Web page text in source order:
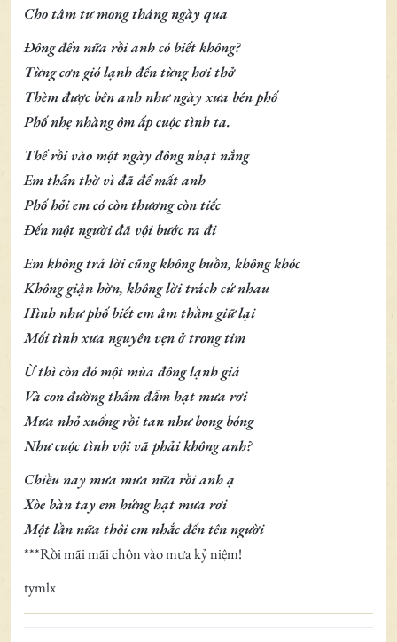
Cho tâm tư mong tháng ngày qua
Đông đến nữa rồi anh có biết không?
Từng cơn gió lạnh đến từng hơi thở
Thèm được bên anh như ngày xưa bên phố
Phố nhẹ nhàng ôm ấp cuộc tình ta.
Thế rồi vào một ngày đông nhạt nắng
Em thẩn thờ vì đã để mất anh
Phố hỏi em có còn thương còn tiếc
Đến một người đã vội bước ra đi
Em không trả lời cũng không buồn, không khóc
Không giận hờn, không lời trách cứ nhau
Hình như phố biết em âm thầm giữ lại
Mối tình xưa nguyên vẹn ở trong tim
Ừ thì còn đó một mùa đông lạnh giá
Và con đường thấm đẫm hạt mưa rơi
Mưa nhỏ xuống rồi tan như bong bóng
Như cuộc tình vội vã phải không anh?
Chiều nay mưa mưa nữa rồi anh ạ
Xòe bàn tay em hứng hạt mưa rơi
Một lần nữa thôi em nhắc đến tên người
***Rồi mãi mãi chôn vào mưa kỷ niệm!
tymlx